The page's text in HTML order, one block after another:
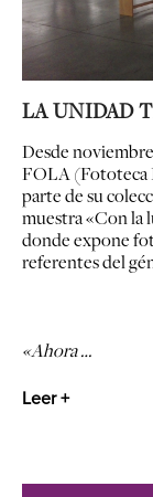
LA UNIDAD
Desde
FOLA (Fototeca
parte de su
muestra «Con la
donde expone
referentes del
«Ahora …
Leer +